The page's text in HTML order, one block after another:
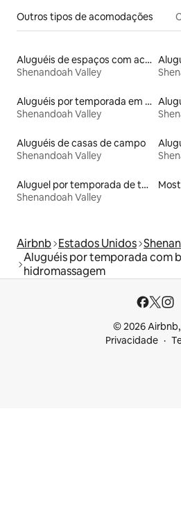
Outros tipos de acomodações
Aluguéis de espaços com acesso direto a pistas de esqui
Shenandoah Valley
Aluguéis por temporada em acampamentos
Shenandoah Valley
Aluguéis de casas de campo
Shenandoah Valley
Aluguel por temporada de townhouses
Shenandoah Valley
Airbnb Estados Unidos
Aluguéis por temporada com
hidromassagem
© 2026 Airbnb,
Privacidade